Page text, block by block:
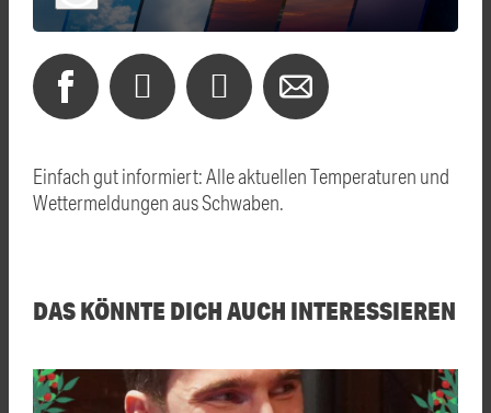
Einfach gut informiert: Alle aktuellen Temperaturen und
Wettermeldungen aus Schwaben.
DAS KÖNNTE DICH AUCH INTERESSIEREN